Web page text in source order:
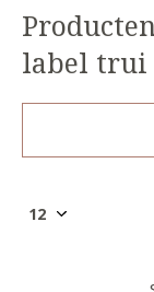
label trui